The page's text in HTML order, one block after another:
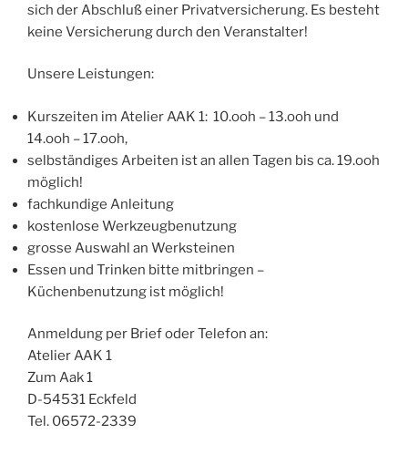
sich der Abschluß einer Privatversicherung. Es besteht
keine Versicherung durch den Veranstalter!
Unsere Leistungen:
Kurszeiten im Atelier AAK 1: 10.ooh – 13.ooh und
14.ooh – 17.ooh,
selbständiges Arbeiten ist an allen Tagen bis ca. 19.ooh
möglich!
fachkundige Anleitung
kostenlose Werkzeugbenutzung
grosse Auswahl an Werksteinen
Essen und Trinken bitte mitbringen –
Küchenbenutzung ist möglich!
Anmeldung per Brief oder Telefon an:
Atelier AAK 1
Zum Aak 1
D-54531 Eckfeld
Tel. 06572-2339